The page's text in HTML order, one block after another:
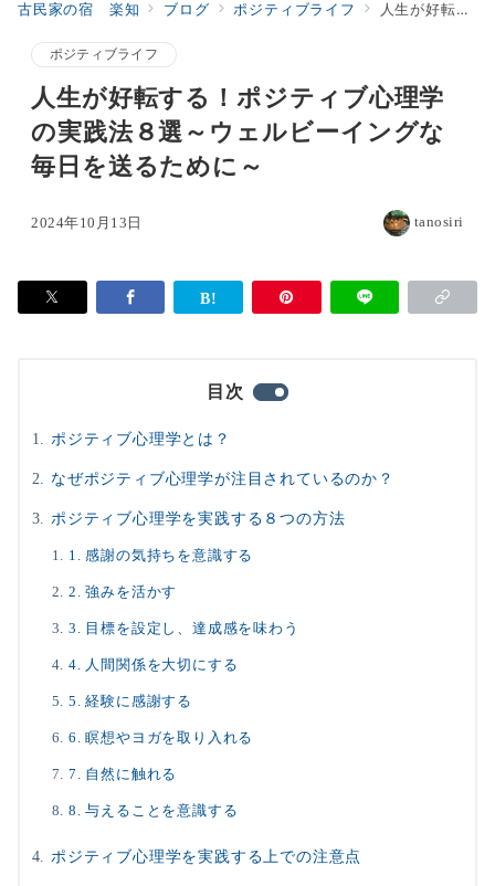
古民家の宿 楽知 ブログ ポジティブライフ 人生が好転する！ポジティブ心理学の実践法８選～ウェルビーイングな毎日を送るために～
ポジティブライフ
人生が好転する！ポジティブ心理学
の実践法８選～ウェルビーイングな
毎日を送るために～
2024年10月13日 tanosiri
目次
ポジティブ心理学とは？
なぜポジティブ心理学が注目されているのか？
ポジティブ心理学を実践する８つの方法
1. 感謝の気持ちを意識する
2. 強みを活かす
3. 目標を設定し、達成感を味わう
4. 人間関係を大切にする
5. 経験に感謝する
6. 瞑想やヨガを取り入れる
7. 自然に触れる
8. 与えることを意識する
ポジティブ心理学を実践する上での注意点